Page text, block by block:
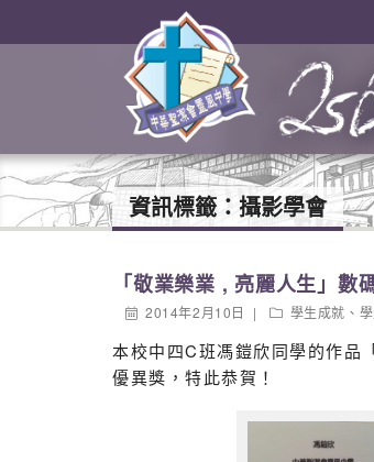
資訊標籤： 攝影學會
「敬業樂業 , 亮麗人生」數
2014年2月10日 學生成就 、
本校中四C班馮鎧欣同學的作品
優異獎，特此恭賀！